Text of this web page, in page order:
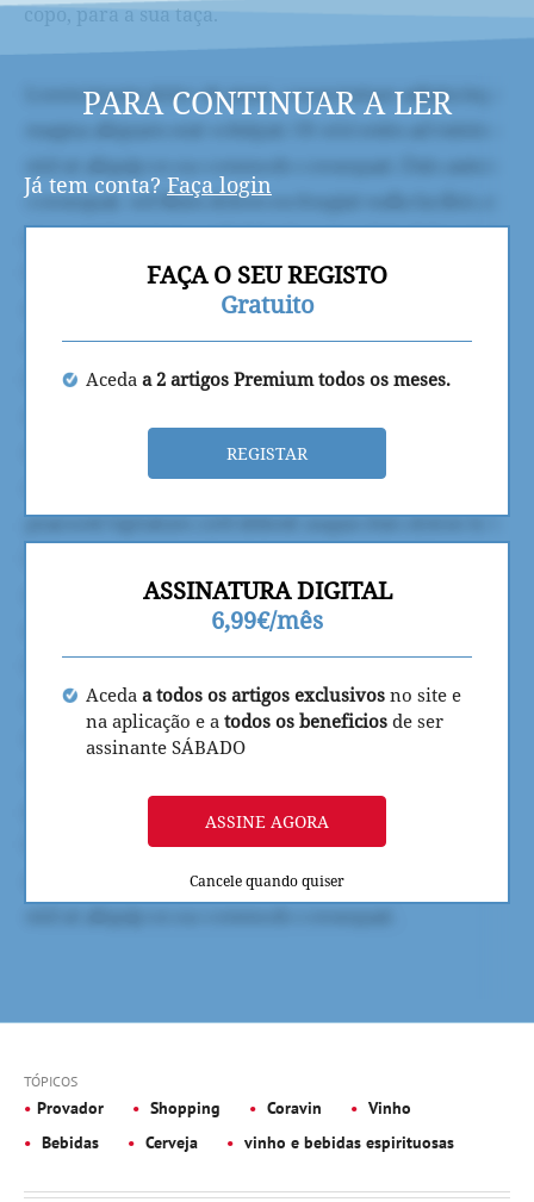
copo, para a sua taça.
PARA CONTINUAR A LER
Já tem conta? Faça login
FAÇA O SEU REGISTO
Gratuito
Aceda a 2 artigos Premium todos os meses.
REGISTAR
ASSINATURA DIGITAL
6,99€/mês
Aceda a todos os artigos exclusivos no site e
na aplicação e a todos os beneficios de ser
assinante SÁBADO
ASSINE AGORA
Cancele quando quiser
TÓPICOS
Provador Shopping Coravin
Vinho
Bebidas
Cerveja vinho e bebidas espirituosas